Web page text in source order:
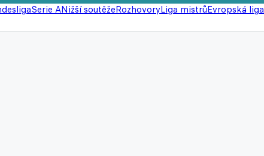
Serie ANižší soutěžeRozhovoryLiga mistrůEvropská liga